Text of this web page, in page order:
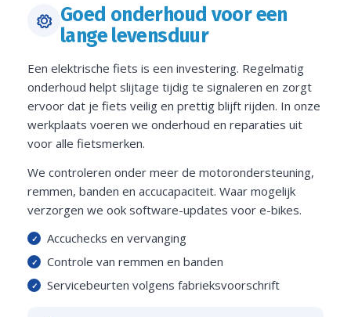
Goed onderhoud voor een
lange levensduur
Een elektrische fiets is een investering. Regelmatig
onderhoud helpt slijtage tijdig te signaleren en zorgt
ervoor dat je fiets veilig en prettig blijft rijden. In onze
werkplaats voeren we onderhoud en reparaties uit
voor alle fietsmerken.
We controleren onder meer de motorondersteuning,
remmen, banden en accucapaciteit. Waar mogelijk
verzorgen we ook software-updates voor e-bikes.
Accuchecks en vervanging
Controle van remmen en banden
Servicebeurten volgens fabrieksvoorschrift